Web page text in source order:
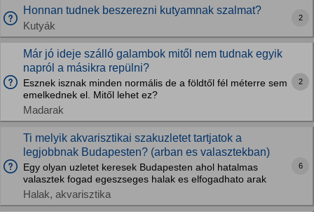
Honnan tudnek beszerezni kutyamnak szalmat?
Kutyák
2
Már jó ideje szálló galambok mitől nem tudnak egyik
napról a másikra repülni?
Esznek isznak minden normális de a földtől fél méterre sem
emelkednek el. Mitől lehet ez?
Madarak
2
Ti melyik akvarisztikai szakuzletet tartjatok a
legjobbnak Budapesten? (arban es valasztekban)
Egy olyan uzletet keresek Budapesten ahol hatalmas
valasztek fogad egeszseges halak es elfogadhato arak
Halak, akvarisztika
6